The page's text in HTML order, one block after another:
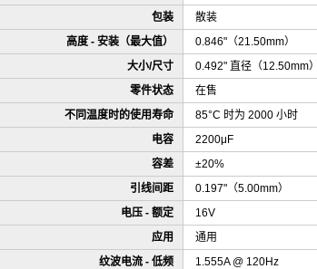
包装
散装
高度 - 安装（最大值）
0.846"（21.50mm）
大小/尺寸
0.492" 直径（12.50mm）
零件状态
在售
不同温度时的使用寿命
85°C 时为 2000 小时
电容
2200μF
容差
±20%
引线间距
0.197"（5.00mm）
电压 - 额定
16V
应用
通用
纹波电流 - 低频
1.555A @ 120Hz